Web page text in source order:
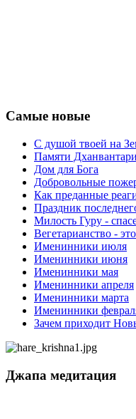
Самые новые
С душой твоей на
Памяти
Дом для Бога
Добровольные
Как преданные
Праздник
Милость Гуру -
Вегетарианство -
Именинники июля
Именинники июня
Именинники мая
Именинники апреля
Именинники марта
Именинники
Зачем приходит
Джапа медитация